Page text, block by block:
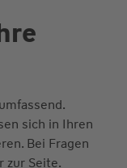
sich in Ihren
Bei Fragen
zur Seite.